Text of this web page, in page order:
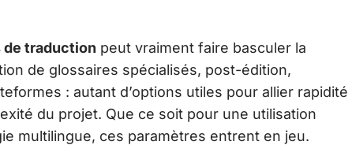
traduction peut vraiment faire basculer la
de glossaires spécialisés, post-édition,
: autant d’options utiles pour allier rapidité
du projet. Que ce soit pour une utilisation
multilingue, ces paramètres entrent en jeu.